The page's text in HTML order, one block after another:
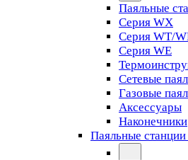
Паяльные
Серия WX
Серия WT/
Серия WE
Сетевые
Газовые
Аксессуары
Наконечники
Паяльные